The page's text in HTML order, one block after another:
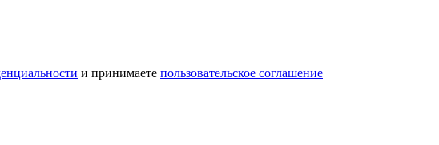
и принимаете пользовательское соглашение